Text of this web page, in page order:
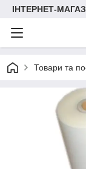
ІНТЕРНЕТ-
Товари та